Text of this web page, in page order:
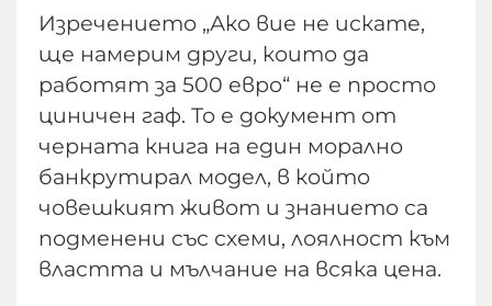
Изречението „Ако вие не искате,
ще намерим други, които да
работят за 500 евро“ не е просто
циничен гаф. То е документ от
черната книга на един морално
банкрутирал модел, в който
човешкият живот и знанието са
подменени със схеми, лоялност към
властта и мълчание на всяка цена.